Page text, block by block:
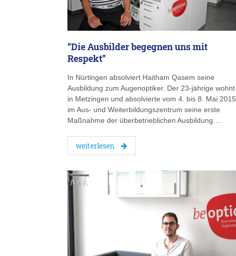
“Die Ausbilder begegnen uns mit
Respekt”
In Nürtingen absolviert Haitham Qasem seine
Ausbildung zum Augenoptiker. Der 23-jährige wohnt
in Metzingen und absolvierte vom 4. bis 8. Mai 2015
im Aus- und Weiterbildungszentrum seine erste
Maßnahme der überbetrieblichen Ausbildung.…
weiterlesen